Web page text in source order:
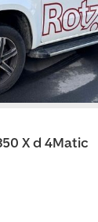
transportöglor.
runtom ca. 98 %.
mm), bredd: mm
landet
/
ENDAST
Torf
X d 4Matic